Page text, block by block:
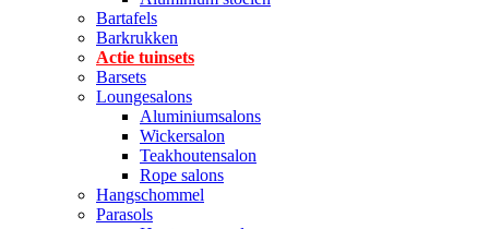
Bartafels
Barkrukken
Actie tuinsets
Barsets
Loungesalons
Aluminiumsalons
Wickersalon
Teakhoutensalon
Rope salons
Hangschommel
Parasols